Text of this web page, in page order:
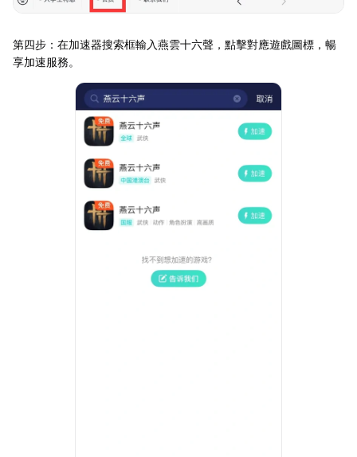
第四步：在加速器搜索框輸入燕雲十六聲，點擊對應遊戲圖標，暢
享加速服務。